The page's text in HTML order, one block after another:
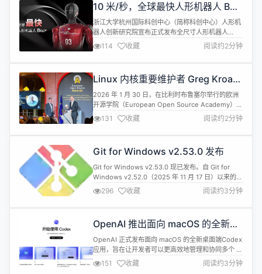
10 米/秒，全球最快人形机器人 Bolt
发布
浙江大学杭州国际科创中心（简称科创中心）人形机
器人创新研究院宣布正式发布全尺寸人形机器人
Bolt。 由科创中心联合镜识科技、凯尔达共同研发完
成，该机器人以10米/秒的奔跑时速，成为目前全球
跑得最快的人形机器人。&ldquo;标志着三方在机器
取得重要突破。&rdquo; 根据介绍，Bolt的命名...
114 收藏 阅读约2分钟
Linux 内核重要维护者 Greg Kroah-
Hartman 荣获 2026 年开源卓越奖
2026 年 1 月 30 日，在比利时布鲁塞尔举行的欧洲
开源学院（European Open Source Academy）年
度颁奖典礼上，Linux 内核重要维护者 Greg Kroah-
Hartman 获得了&ldquo;开源卓越奖（Prize for
Excellence in Open Source）&rdquo;这一年度最
131 收藏 阅读约2分钟
Git for Windows v2.53.0 发布
Git for Windows v2.53.0 现已发布。自 Git for
Windows v2.52.0（2025 年 11 月 17 日）以来的更
改： 新功能 随附Git v2.53.0。 在 Git Bash 中，在
空行中按 Tab 键不再会导致会话&ldquo;冻结
&rdquo;。 Git for Windows 的安装程序现在...
296 收藏 阅读约3分钟
OpenAI 推出面向 macOS 的全新
Codex 桌面应用
OpenAI 正式发布面向 macOS 的全新桌面端Codex
应用，旨在让开发者可以更高效地管理和协同多个 AI
Agents，支持并行执行任务、长期运行项目以及智
能自动化工作流。 据介绍，Codex 应用被设计为开
151 收藏 阅读约3分钟